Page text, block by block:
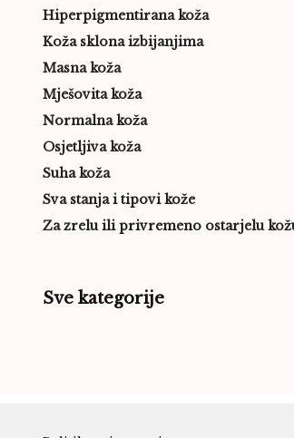
Hiperpigmentirana koža
Koža sklona izbijanjima
Masna koža
Mješovita koža
Normalna koža
Osjetljiva koža
Suha koža
Sva stanja i tipovi kože
Za zrelu ili privremeno ostarjelu
Sve kategorije